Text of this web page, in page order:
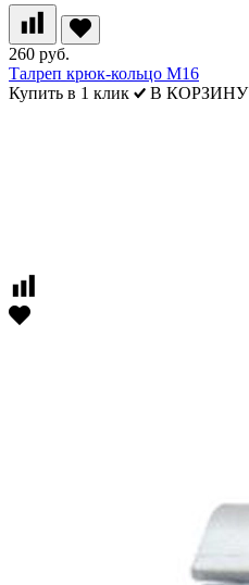
260 руб.
Талреп крюк-кольцо М16
Купить в 1 клик
В КОРЗИНУ